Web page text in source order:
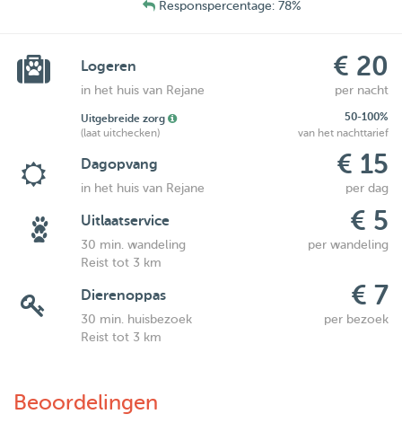
Responspercentage: 78%
Logeren € 20
in het huis van Rejane per nacht
Uitgebreide zorg
50-100%
(laat uitchecken)
van het nachttarief
Dagopvang € 15
in het huis van Rejane per dag
Uitlaatservice € 5
30 min. wandeling
per wandeling
Reist tot 3 km
Dierenoppas € 7
30 min. huisbezoek
per bezoek
Reist tot 3 km
Beoordelingen